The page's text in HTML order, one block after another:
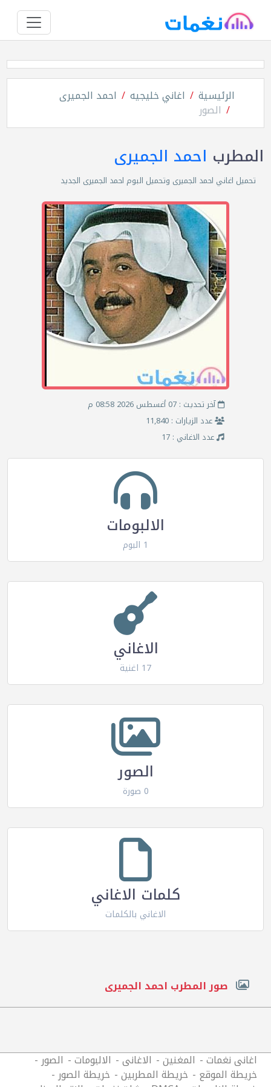
الرئيسية اغاني خليجيه احمد الجميرى
الصور
المطرب احمد الجميرى
تحميل اغاني احمد الجميرى وتحميل البوم احمد الجميرى الجديد
آخر تحديث : 07 أغسطس 2026 08:58 م
عدد الزيارات : 11,840
عدد الاغاني : 17
الالبومات
1 البوم
الاغاني
17 اغنية
الصور
0 صورة
كلمات الاغاني
الاغاني بالكلمات
صور المطرب احمد الجميرى
اغانى نغمات المغنين الاغانى الالبومات الصور
خريطة الموقع خريطة المطربين خريطة الصور